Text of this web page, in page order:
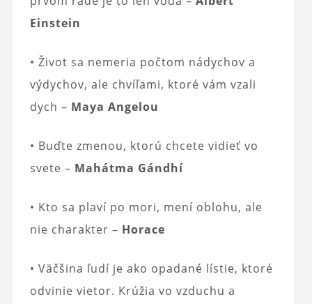
Einstein
• Život sa nemeria počtom nádychov a
výdychov, ale chvíľami, ktoré vám vzali
dych – Maya Angelou
• Buďte zmenou, ktorú chcete vidieť vo
svete – Mahátma Gándhí
• Kto sa plaví po mori, mení oblohu, ale
nie charakter – Horace
• Väčšina ľudí je ako opadané lístie, ktoré
odvinie vietor. Krúžia vo vzduchu a